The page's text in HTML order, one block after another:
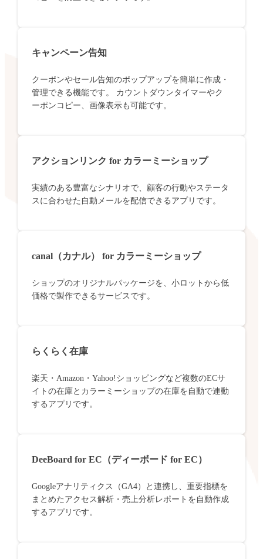
キャンペーン告知
クーポンやセール告知のポップアップを簡単に作成・
管理できる機能です。 カウントダウンタイマーやク
ーポンコピー、画像表示も可能です。
アクションリンク for カラーミーショップ
実績のある豊富なシナリオで、顧客の行動やステータ
スに合わせた自動メールを配信できるアプリです。
canal（カナル） for カラーミーショップ
ショップのオリジナルパッケージを、小ロットから低
価格で製作できるサービスです。
らくらく在庫
楽天・Amazon・Yahoo!ショッピングなど複数のECサ
イトの在庫とカラーミーショップの在庫を自動で連動
するアプリです。
DeeBoard for EC（ディーボード for EC）
Googleアナリティクス（GA4）と連携し、重要指標を
まとめたアクセス解析・売上分析レポートを自動作成
するアプリです。